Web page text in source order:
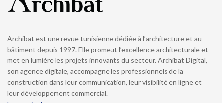
Archibat est une revue tunisienne dédiée à l’architecture et au
bâtiment depuis 1997. Elle promeut l’excellence architecturale et
met en lumière les projets innovants du secteur. Archibat Digital,
son agence digitale, accompagne les professionnels de la
construction dans leur communication, leur visibilité en ligne et
leur développement commercial.